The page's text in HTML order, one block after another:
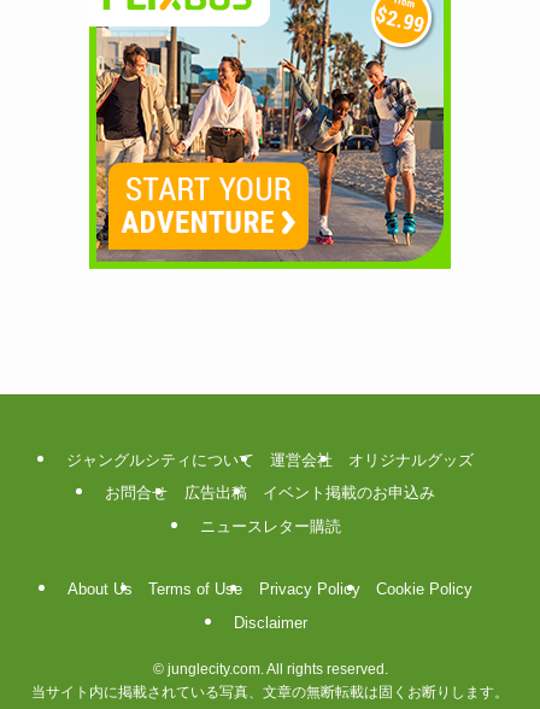
ジャングルシティについて 運営会社
オリジナルグッズ
お問合せ
広告出稿
イベント掲載のお申込み
ニュースレター購読
About Us Terms of Use Privacy Policy
Cookie Policy
Disclaimer
©junglecity.com. All rights reserved.
当サイト内に掲載されている写真、文章の無断転載は固くお断りします。